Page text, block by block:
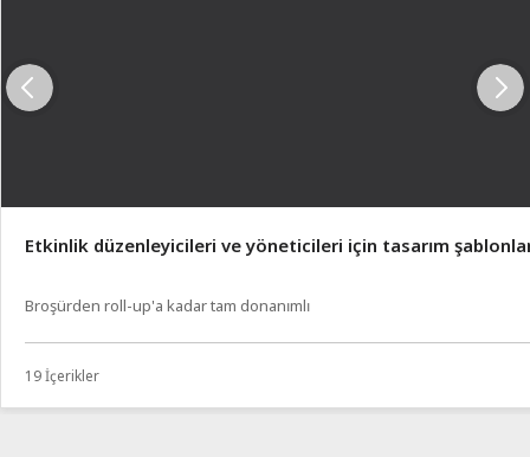
Etkinlik düzenleyicileri ve yöneticileri için tasarım
Broşürden roll-up'a kadar tam donanımlı
19 İçerikler